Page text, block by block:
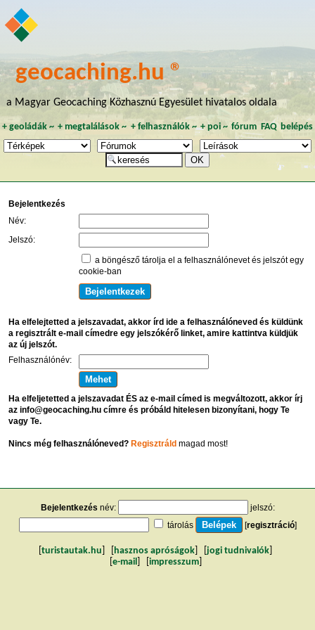
geocaching.hu ®
a Magyar Geocaching Közhasznú Egyesület hivatalos oldala
+ geoládák~ +megtalálások ~ + felhasználók~ + poi~ fórum FAQ belépés
Bejelentkezés
Név:
Jelszó:
a böngésző tárolja el a felhasználónevet és jelszót egy
cookie-ban
Ha elfelejtetted a jelszavadat, akkor írd ide a felhasználóneved és küldünk
a regisztrált e-mail címedre egy jelszókérő linket, amire kattintva küldjük
az új jelszót.
Felhasználónév:
Ha elfeljetetted a jelszavadat ÉS az e-mail címed is megváltozott, akkor írj
az info@geocaching.hu címre és próbáld hitelesen bizonyítani, hogy Te
vagy Te.
Nincs még felhasználóneved? Regisztráldmagad most!
Bejelentkezés név:
jelszó:
tárolás
[regisztráció]
turistautak.hu hasznos apróságok jogi tudnivalók
e-mail impresszum]